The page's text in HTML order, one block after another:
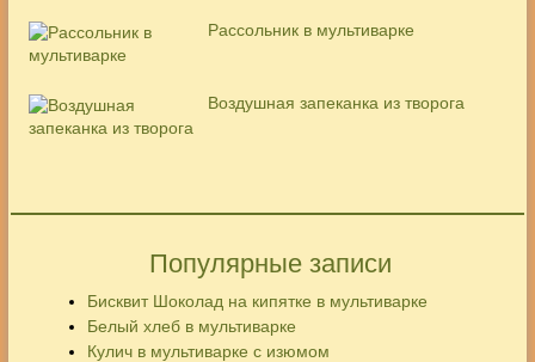
Рассольник в мультиварке
Воздушная запеканка из творога
Популярные записи
Бисквит Шоколад на кипятке в мультиварке
Белый хлеб в мультиварке
Кулич в мультиварке с изюмом